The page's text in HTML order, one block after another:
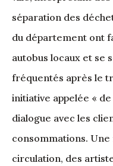
séparation des
du département ont
autobus locaux et se
fréquentés après le
initiative appelée «
dialogue avec les
consommations. Une
circulation, des